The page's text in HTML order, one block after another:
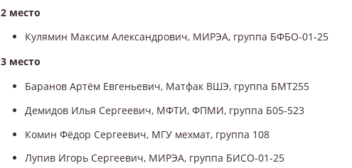
2 место
Кулямин Максим Александрович, МИРЭА, группа БФБО-01-25
3 место
Баранов Артём Евгеньевич, Матфак ВШЭ, группа БМТ255
Демидов Илья Сергеевич, МФТИ, ФПМИ, группа Б05-523
Комин Фёдор Сергеевич, МГУ мехмат, группа 108
Лупив Игорь Сергеевич, МИРЭА, группа БИСО-01-25